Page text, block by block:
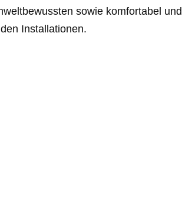
sowie komfortabel und
Installationen.